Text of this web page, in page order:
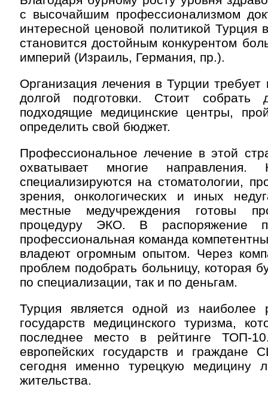
с высочайшим профессионализмом
интересной ценовой политикой Турция
становится достойным конкурентом
империй (Израиль, Германия, пр.).
Организация лечения в Турции требует
долгой подготовки. Стоит собрать
подходящие медицинские центры,
определить свой бюджет.
Профессиональное лечение в этой
охватывает многие направления.
специализируются на стоматологии,
зрения, онкологических и иных
местные медучреждения готовы
процедуру ЭКО. В распоряжение
профессиональная команда
владеют огромным опытом. Через
проблем подобрать больницу, которая
по специализации, так и по деньгам.
Турция является одной из наиболее
государств медицинского туризма,
последнее место в рейтинге ТОП-
европейских государств и граждане
сегодня именно турецкую медицину
жительства.